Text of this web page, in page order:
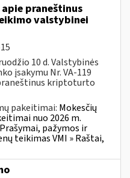
praneštinus
valstybinei
10 d. Valstybinės
įsakymu Nr. VA-119
kriptoturto
pakeitimai: Mokesčių
nuo 2026 m.
Prašymai, pažymos ir
teikimas VMI » Raštai,